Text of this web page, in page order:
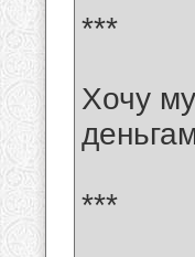
***
Хочу
***